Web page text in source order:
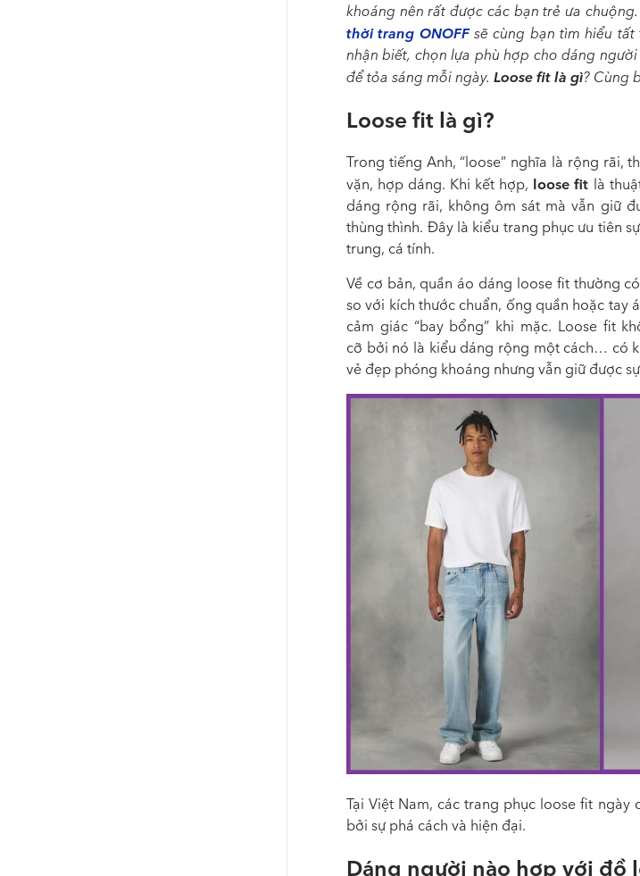
khoáng nên rất được các bạn trẻ ưa
thời trang ONOFFsẽ cùng bạn tìm hiểu tất
nhận biết, chọn lựa phù hợp cho dáng
để tỏa sáng mỗi ngày. Loose fit là gì? Cùng
Loose fit là gì?
Trong tiếng Anh, “loose” nghĩa là rộng rãi,
vặn, hợp dáng. Khi kết hợp, loose fit là
dáng rộng rãi, không ôm sát mà vẫn giữ
thùng thình. Đây là kiểu trang phục ưu tiên
trung, cá tính.
Về cơ bản, quần áo dáng loose fit thường
so với kích thước chuẩn, ống quần hoặc tay
cảm giác “bay bổng” khi mặc. Loose fit
cỡ bởi nó là kiểu dáng rộng một cách… có
vẻ đẹp phóng khoáng nhưng vẫn giữ được
Tại Việt Nam, các trang phục loose fit ngày
bởi sự phá cách và hiện đại.
Dáng người nào hợp với đồ